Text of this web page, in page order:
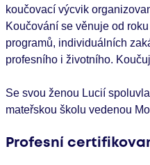
koučovací výcvik
Koučování se věnuje od
programů, individuálních
profesního i životního.
Se svou ženou Lucií
mateřskou školu vedenou
Profesní